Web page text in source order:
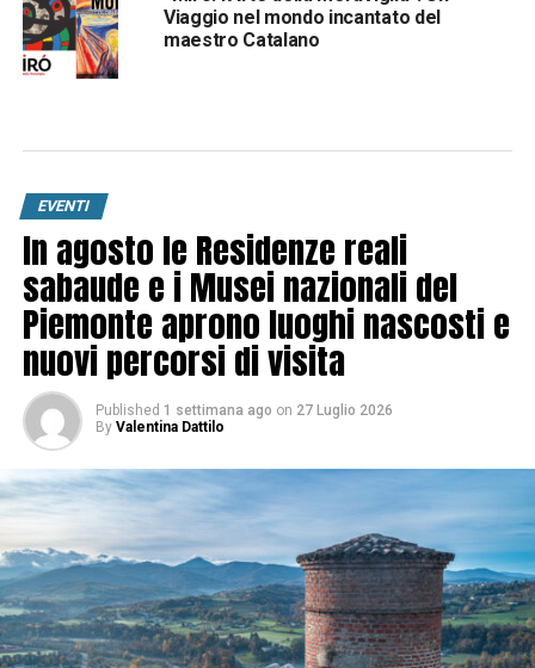
Viaggio nel mondo incantato del
maestro Catalano
EVENTI
In agosto le Residenze reali
sabaude e i Musei nazionali del
Piemonte aprono luoghi nascosti e
nuovi percorsi di visita
Published 1 settimana ago on 27 Luglio 2026
By Valentina Dattilo